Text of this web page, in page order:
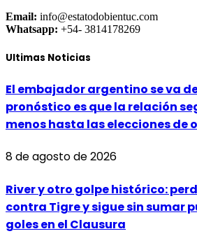
Email: info@estatodobientuc.com
Whatsapp: +54- 3814178269
Ultimas Noticias
El embajador argentino se va
pronóstico es que la relación
menos hasta las elecciones de
8 de agosto de 2026
River y otro golpe histórico:
contra Tigre y sigue sin sumar
goles en el Clausura